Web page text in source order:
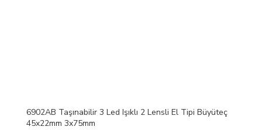
6902AB Taşınabilir 3 Led Işıklı 2 Lensli El Tipi Büyüteç
45x22mm 3x75mm